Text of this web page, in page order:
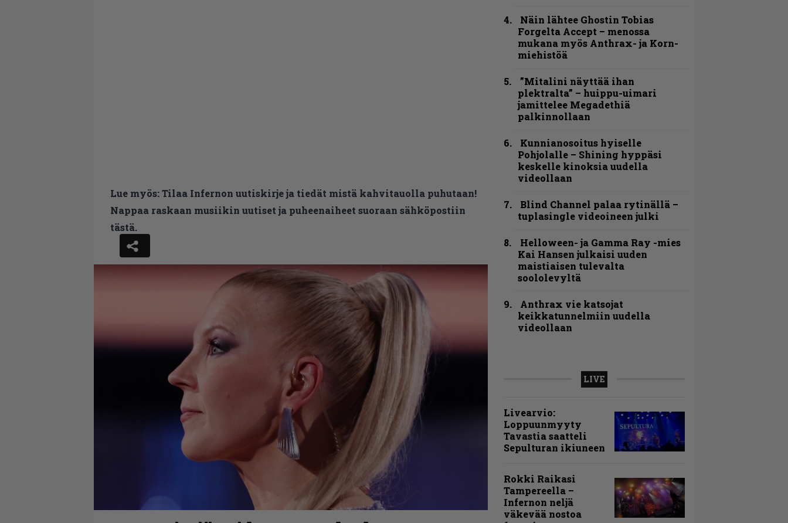
Lue myös:Tilaa Infernon uutiskirje ja tiedät mistä kahvitauolla puhutaan!
Nappaa raskaan musiikin uutiset ja puheenaiheet suoraan sähköpostiin
tästä.
Näin lähtee Ghostin Tobias
Forgelta Accept – menossa
mukana myös Anthrax- ja Korn-
miehistöä
”Mitalini näyttää ihan
plektralta” – huippu-uimari
jamittelee Megadethiä
palkinnollaan
Kunnianosoitus hyiselle
Pohjolalle – Shining hyppäsi
keskelle kinoksia uudella
videollaan
Blind Channel palaa rytinällä –
tuplasingle videoineen julki
Helloween- ja Gamma Ray -mies
Kai Hansen julkaisi uuden
maistiaisen tulevalta
soololevyltä
Anthrax vie katsojat
keikkatunnelmiin uudella
videollaan
LIVE
Livearvio:
Loppuunmyyty
Tavastia saatteli
Sepulturan ikiuneen
Rokki Raikasi
Tampereella –
Infernon neljä
väkevää nostoa